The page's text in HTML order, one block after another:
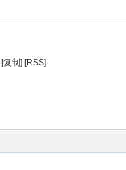
[复制] [RSS]